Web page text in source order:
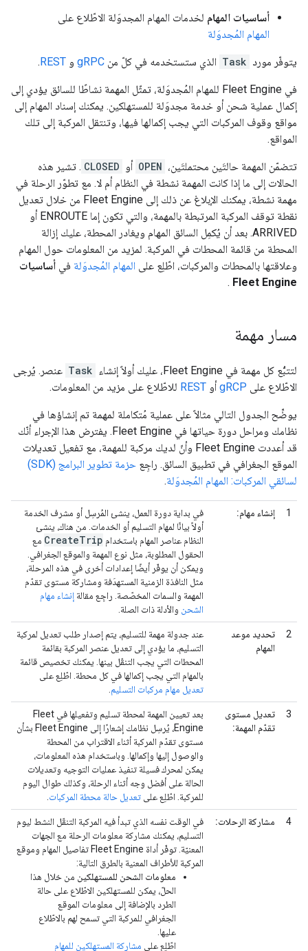
أساسيات المهام لخدمات المهام المجدوَلة الاطّلاع على
المهام المُجدوَلة
يتوفّر مورد Task الذي ستستخدمه في كلّ من gRPC و REST
.
في Fleet Engine للمهام المُجدوَلة، تمثّل المهمة نشاطًا للسائق يؤدي إلى
إكمال عملية شحن أو خدمة مجدوَلة للمستهلكين. يمكنك إسناد المهام إلى
مواقع وقوف المركبات التي يجب إكمالها فيها، وتنتقل المركبة إلى تلك
المواقع.
تتضمّن المهمة حالتَين محتملتَين، OPEN أو CLOSED . تشير هذه
الحالات إلى ما إذا كانت المهمة نشطة في النظام أم لا. مع تطوّر الرحلة في
مهمة نشطة، يمكنك الإبلاغ عن ذلك إلى Fleet Engine من خلال تعديل
نقطة توقف المركبة المرتبطة بالمهمة، والتي تكون إما ENROUTE أو
ARRIVED. بعد أن يُكمِل السائق المهام ويغادر المحطة، عليك إزالة
المحطة من قائمة المحطات في المركبة. لمزيد من المعلومات حول المهام
وعلاقتها بالمحطات والمركبات، اطّلِع على المهام المُجدوَلة في أساسيات
Fleet Engine
.
مسار مهمة
لتتبُّع كل مهمة في Fleet Engine، عليك أولاً إنشاء Task عنصر. يُرجى
الاطّلاع على gRCPأو REST للاطّلاع على مزيد من المعلومات.
يوضِّح الجدول التالي مثالاً على عملية مُتكاملة لمهمة تم إنشاؤها في
نظامك ومراحل دورة حياتها في Fleet Engine. يفترض هذا الإجراء أنّك
قد أعددت Fleet Engine وأنّ لديك مركبة للمهمة، مع تفعيل تعديلات
الموقع الجغرافي في تطبيق السائق. راجِع
حزمة تطوير البرامج (SDK)
لسائقي المركبات: المهام المُجدوَلة.
1 إنشاء مهام:
في بداية دورة العمل، ينشئ المُرسِل أو مشرف الخدمة
أولاً بيانًا لمهام التسليم أو الخدمات. من هناك، ينشئ
النظام عناصر المهام باستخدام
CreateTrip
مع
الحقول المطلوبة، مثل نوع المهمة والموقع الجغرافي.
ويمكن أن يوفّر أيضًا إعدادات أخرى في هذه المرحلة،
مثل النافذة الزمنية المستهدَفة ومشاركة مستوى تقدّم
المهمة والسمات المخصّصة. راجِع مقالة إنشاء مهام
الشحن والأدلة ذات الصلة.
2
تحديد موعد
المهام
عند جدولة مهمة للتسليم، يتم إصدار طلب تعديل لمركبة
التسليم، ما يؤدي إلى تعديل عنصر المركبة بقائمة
المحطات التي يجب التنقّل بينها. يمكنك تخصيص قائمة
بالمهام التي يجب إكمالها في كل محطة. اطّلِع على
تعديل مهام مركبات التسليم
3
تعديل مستوى
تقدّم المهمة:
بعد تعيين المهمة لمحطة تسليم وتفعيلها في Fleet
Engine، يُرسِل نظامك إشعارًا إلى Fleet Engine بشأن
مستوى تقدّم المركبة أثناء الاقتراب من المحطة
والوصول إليها وإكمالها. وباستخدام هذه المعلومات،
يمكن لمحرك فسيلة تنفيذ عمليات التوجيه وتعديلات
الحالة على أفضل وجه أثناء الرحلة، وكذلك طوال اليوم
للمركبة. اطّلِع على تعديل حالة محطة المركبات
4 مشاركة الرحلات:
في الوقت نفسه الذي تبدأ فيه المركبة التنقّل النشط ليوم
التسليم، يمكنك مشاركة معلومات الرحلة مع الجهات
المعنيّة. توفّر أداة Fleet Engine تفاصيل المهام وموقع
المركبة للأطراف المعنية بالطرق التالية:
معلومات الشحن للمستهلكين من خلال هذا
الحلّ، يمكن للمستهلكين الاطّلاع على حالة
الطرد بالإضافة إلى معلومات الموقع
الجغرافي للمركبة التي تسمح لهم بالاطّلاع
عليها.
اطّلِع على مشاركة المستهلكين للمهام